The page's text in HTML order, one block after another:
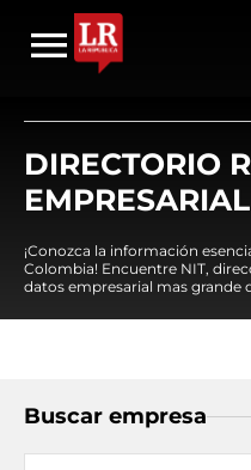
DIRECTORIO
EMPRESARIAL
¡Conozca la información
Colombia! Encuentre NIT,
datos empresarial mas grande
Buscar empresa